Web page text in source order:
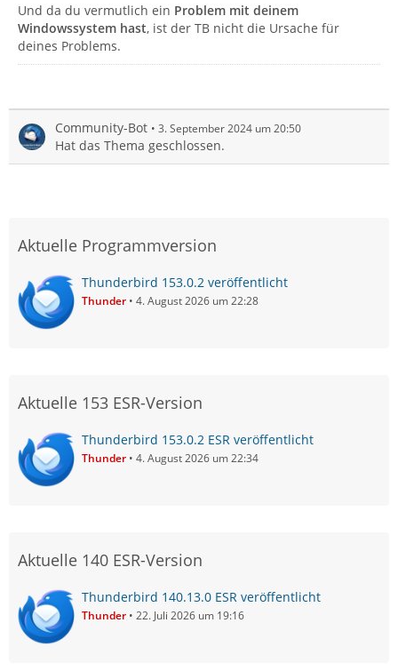
Und da du vermutlich ein Problem mit deinem
Windowssystem hast, ist der TB nicht die Ursache für
deines Problems.
Community-Bot 3. September 2024 um 20:50
Hat das Thema geschlossen.
Aktuelle Programmversion
Thunderbird 153.0.2 veröffentlicht
Thunder 4. August 2026 um 22:28
Aktuelle 153 ESR-Version
Thunderbird 153.0.2 ESR veröffentlicht
Thunder 4. August 2026 um 22:34
Aktuelle 140 ESR-Version
Thunderbird 140.13.0 ESR veröffentlicht
Thunder 22. Juli 2026 um 19:16